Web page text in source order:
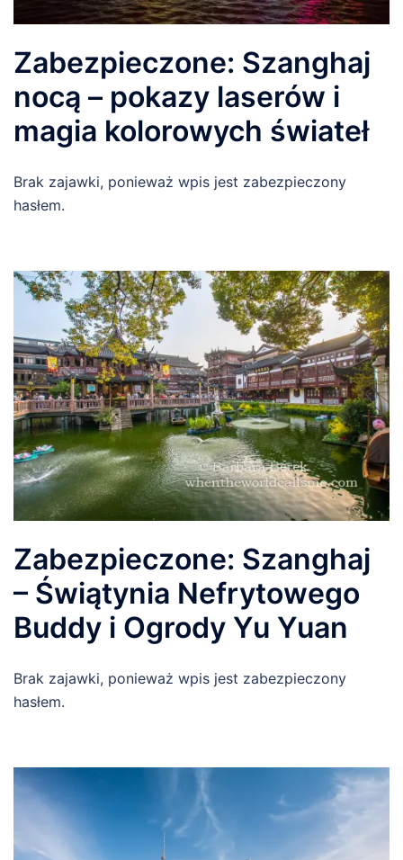
Zabezpieczone: Szanghaj
nocą – pokazy laserów i
magia kolorowych świateł
Brak zajawki, ponieważ wpis jest zabezpieczony
hasłem.
Zabezpieczone: Szanghaj
– Świątynia Nefrytowego
Buddy i Ogrody Yu Yuan
Brak zajawki, ponieważ wpis jest zabezpieczony
hasłem.